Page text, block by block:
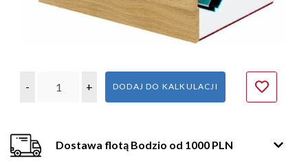
- + DODAJ DO KALKULACJI
Dostawa flotą Bodzio od 1000 PLN